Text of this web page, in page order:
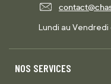
Lundi au Vendredi
NOS SERVICES